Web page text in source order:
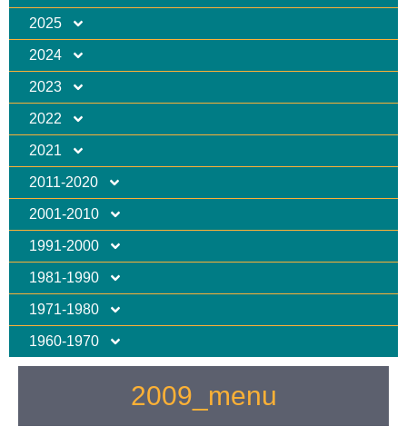
2025
2024
2023
2022
2021
2011-2020
2001-2010
1991-2000
1981-1990
1971-1980
1960-1970
2009_menu